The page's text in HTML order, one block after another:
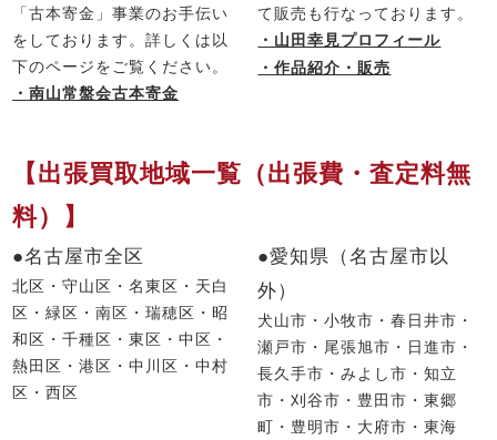
「古本寄金」事業のお手伝い
をしております。詳しくは以
下のページをご覧ください。
・南山常盤会古本寄金
て販売も行なっております。
・山田幸見プロフィール
・作品紹介・販売
【出張買取地域一覧（出張費・査定料無
料）】
●名古屋市全区
北区・守山区・名東区・天白
区・緑区・南区・瑞穂区・昭
和区・千種区・東区・中区・
熱田区・港区・中川区・中村
区・西区
●愛知県（名古屋市以
外）
犬山市・小牧市・春日井市・
瀬戸市・尾張旭市・日進市・
長久手市・みよし市・知立
市・刈谷市・豊田市・東郷
町・豊明市・大府市・東海